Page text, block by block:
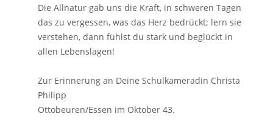
Die Allnatur gab uns die Kraft, in schweren Tagen
das zu vergessen, was das Herz bedrückt; lern sie
verstehen, dann fühlst du stark und beglückt in
allen Lebenslagen!
Zur Erinnerung an Deine Schulkameradin Christa
Philipp
Ottobeuren/Essen im Oktober 43.